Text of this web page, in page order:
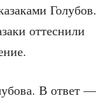
Голу­бов.
оттес­ни­ли
В ответ —